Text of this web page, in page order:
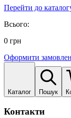
Перейти до
Всього:
0 грн
Оформити
Каталог Пошук
Контакти